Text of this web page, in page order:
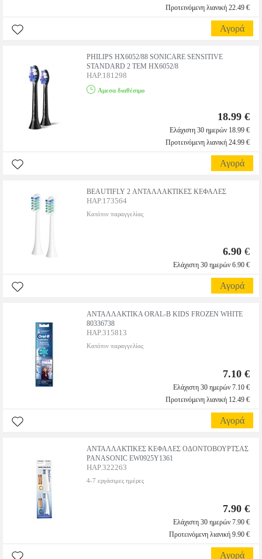
Προτεινόμενη λιανική 22.49 €
Αγορά
PHILIPS HX6052/88 SONICARE SENSITIVE
STANDARD 2 ΤΕΜ HX6052/8
HAP.181298
Αμεσα διαθέσιμο
18.99 €
Ελάχιστη 30 ημερών 18.99 €
Προτεινόμενη λιανική 24.99 €
Αγορά
BEAUTIFLY 2 ΑΝΤΑΛΛΑΚΤΙΚΕΣ ΚΕΦΑΛΕΣ
HAP.173564
Κατόπιν παραγγελίας
6.90 €
Ελάχιστη 30 ημερών 6.90 €
Αγορά
ΑΝΤΑΛΛΑΚΤΙΚΑ ORAL-B KIDS FROZEN WHITE
80336738
HAP.315813
Κατόπιν παραγγελίας
7.10 €
Ελάχιστη 30 ημερών 7.10 €
Προτεινόμενη λιανική 12.49 €
Αγορά
ΑΝΤΑΛΛΑΚΤΙΚΕΣ ΚΕΦΑΛΕΣ ΟΔΟΝΤΟΒΟΥΡΤΣΑΣ
PANASONIC EW0925Y1361
HAP.322263
4-7 εργάσιμες ημέρες
7.90 €
Ελάχιστη 30 ημερών 7.90 €
Προτεινόμενη λιανική 9.90 €
Αγορά